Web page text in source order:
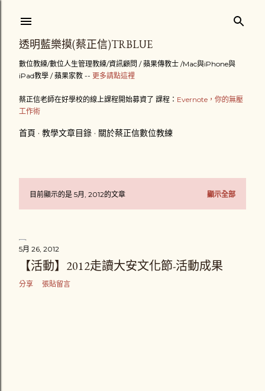
透明藍樂摸(蔡正信)TRBLUE
數位教練/數位人生管理教練/資訊顧問 / 蘋果傳教士 /Mac與iPhone與
iPad教學 / 蘋果家教 -- 更多請點這裡
蔡正信老師在好學校的線上課程開始募資了 課程： Evernote，你的無壓
工作術
首頁 教學文章目錄 關於蔡正信數位教練
發
表
文
章
目前顯示的是 5月, 2012的文章 顯示全部
5月 26, 2012
【活動】2012走讀大安文化節-活動成果
分享 張貼留言